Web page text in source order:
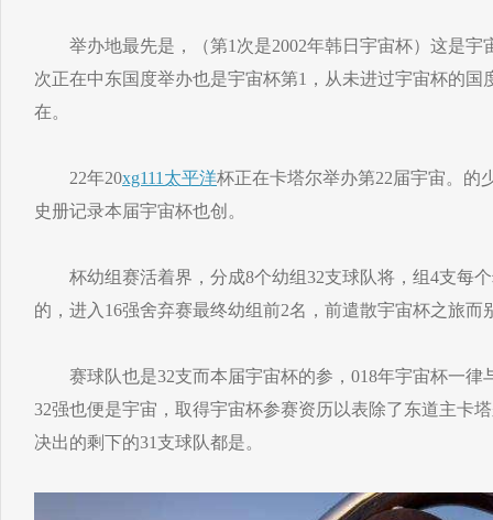
举办地最先是，（第1次是2002年韩日宇宙杯）这是宇
次正在中东国度举办也是宇宙杯第1，从未进过宇宙杯的国
在。
22年20xg111太平洋杯正在卡塔尔举办第22届宇宙。的
史册记录本届宇宙杯也创。
杯幼组赛活着界，分成8个幼组32支球队将，组4支每个
的，进入16强舍弃赛最终幼组前2名，前遣散宇宙杯之旅而
赛球队也是32支而本届宇宙杯的参，018年宇宙杯一律
32强也便是宇宙，取得宇宙杯参赛资历以表除了东道主卡
决出的剩下的31支球队都是。